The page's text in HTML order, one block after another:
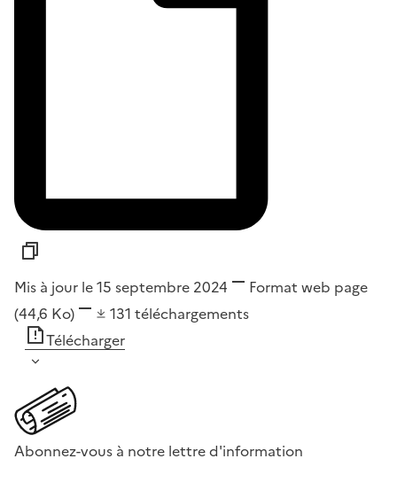
Mis à jour le 15 septembre 2024 Format web page
(44,6 Ko)
131 téléchargements
Télécharger
Abonnez-vous à notre lettre d'information